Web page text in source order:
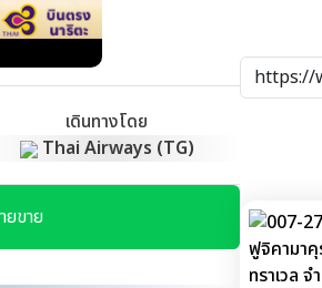
เดินทางโดย
Thai Airways (TG)
ขาย